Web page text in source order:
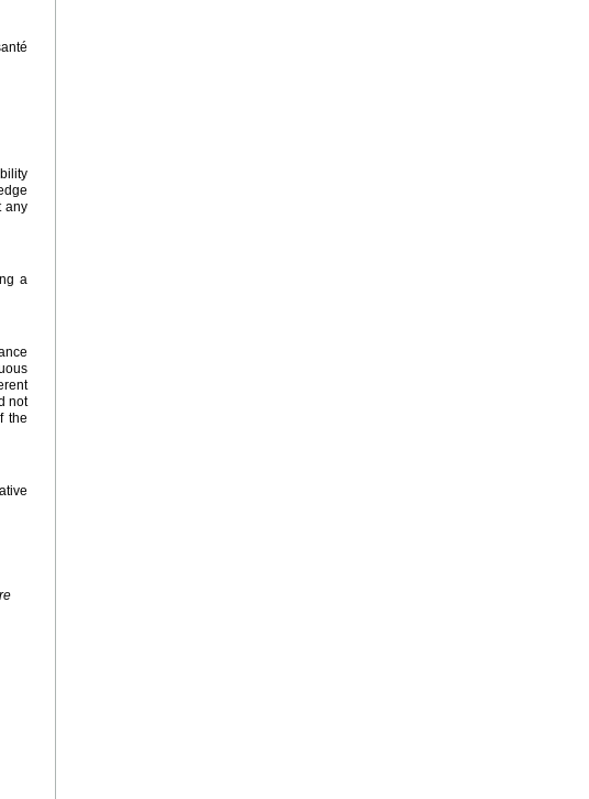
any
a
not
the